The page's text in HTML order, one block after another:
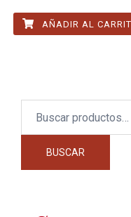
AÑADIR AL
BUSCAR